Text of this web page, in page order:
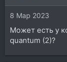
8 Мар 2023
Может есть у
quantum (2)?